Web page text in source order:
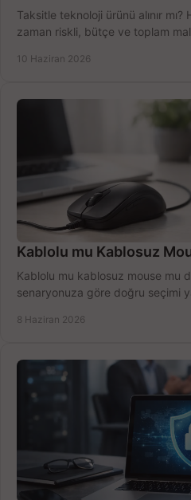
Taksitle teknoloji ürünü alınır mı?
zaman riskli, bütçe ve toplam
10 Haziran 2026
Kablolu mu Kablosuz
Kablolu mu kablosuz mouse mu
senaryonuza göre doğru seçimi
8 Haziran 2026